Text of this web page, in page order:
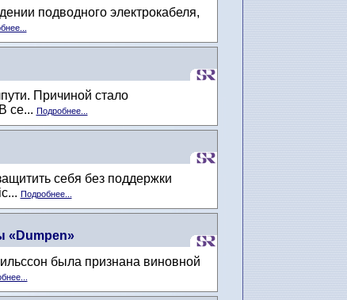
подводного электрокабеля,
Причиной стало
се... Подробнее...
себя без поддержки
Подробнее...
«Dumpen»
была признана виновной